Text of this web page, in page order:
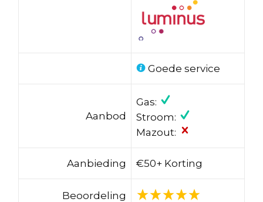
Goede service
Aanbod
Gas:
Stroom:
Mazout:
Aanbieding €50+ Korting
Beoordeling